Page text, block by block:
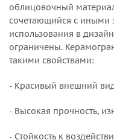
облицовочный
сочетающийся с иными
использования в
ограничены.
такими свойствами:
- Красивый внешний
- Высокая прочность,
- Стойкость к